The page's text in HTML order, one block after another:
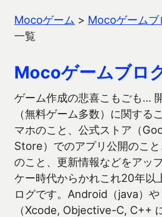
Mocoゲーム > Mocoゲームブ
一覧
Mocoゲームブロ
ゲーム作成の悲喜こもごも…
（無料ゲーム多数）に関する
マホのこと、公式ストア（
Store）でのアプリ公開のこ
のこと、更新情報などをアッ
ケー時代からかれこれ20年以
ログです。Android（java）
（Xcode, Objective-C, C++